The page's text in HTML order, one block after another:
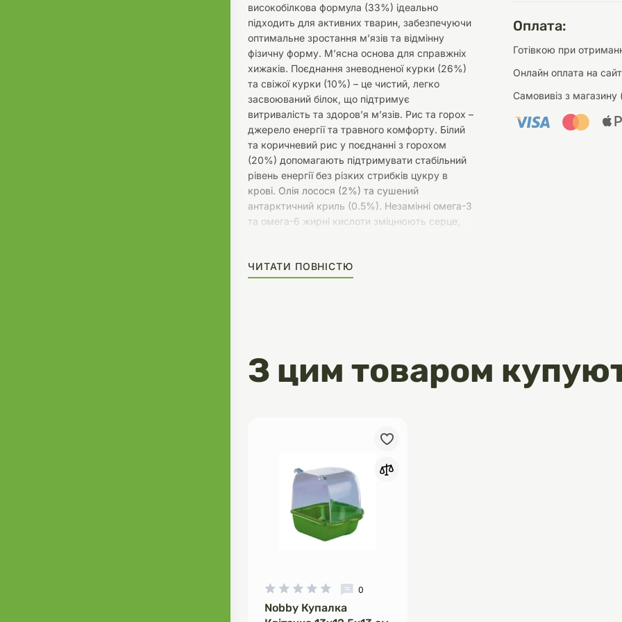
Оплата:
Готівкою при
Онлайн оплата на
Самовивіз з магазину
високобілкова формула (33%) ідеально
підходить для активних тварин, забезпечуючи
оптимальне зростання м’язів та відмінну
фізичну форму. М’ясна основа для справжніх
хижаків. Поєднання зневодненої курки (26%)
та свіжої курки (10%) – це чистий, легко
засвоюваний білок, що підтримує
витривалість та здоров’я м’язів. Рис та горох –
джерело енергії та травного комфорту. Білий
та коричневий рис у поєднанні з горохом
(20%) допомагають підтримувати стабільний
рівень енергії без різких стрибків цукру в
крові. Олія лосося (2%) та сушений
антарктичний криль (0.5%). Незамінні омега-3
та омега-6 жирні кислоти зміцнюють серце,
Суперфуди у складі. Сушені броколі, гарбуз,
морква, шпинат, чорниця та помідори
Підтримують здоров’я шлунково-кишкового
тракту та зменшують неприємні
запахи.Глюкозамін та хондроїтин – турбота
улюбленця. Оптимальний комплекс вітамінів
E та таурину підтримує гострий зір, здоровий
серцевий ритм та міцний імунітет. Кожна
гранула цього корму – це поєднання турботи,
натуральних інгредієнтів та інноваційного
підходу до харчування. Обирайте найкраще
для свого улюбленця! Навіть самий
Склад: зневоднена курка (26 %), свіжа курка
(10 %), курячий жир (10 %), горох колотий (10
%), горох (10 %), білий рис, коричневий рис,
ЧИТАТИ ПОВНІСТЮ
З цим товаром
0
Nobby Купалка